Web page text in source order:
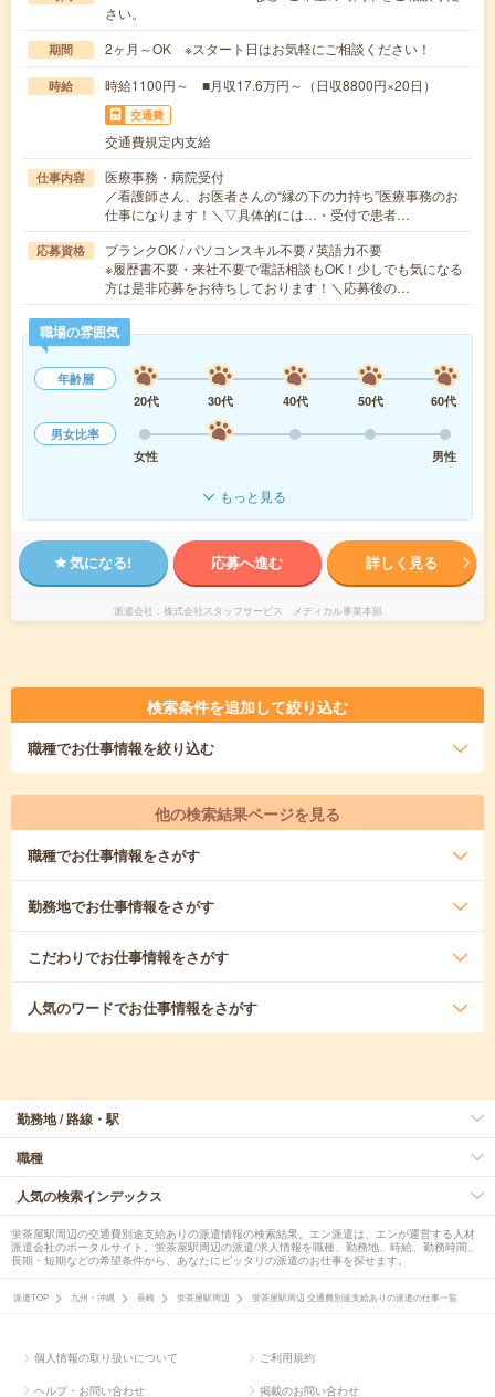
さい。
期間 2ヶ月～OK ※スタート日はお気軽にご相談ください！
時給 時給1100円～ ■月収17.6万円～（日収8800円×20日）
交通費
交通費規定内支給
仕事内容
医療事務・病院受付
／看護師さん、お医者さんの“縁の下の力持ち”医療事務のお
仕事になります！＼▽具体的には…・受付で患者…
応募資格
ブランクOK / パソコンスキル不要 / 英語力不要
※履歴書不要・来社不要で電話相談もOK！少しでも気になる
方は是非応募をお待ちしております！＼応募後の…
職場の雰囲気
年齢層
20代
30代 40代 50代
60代
男女比率
女性
男性
もっと見る
気になる! 応募へ進む 詳しく見る
派遣会社 株式会社スタッフサービス メディカル事業本部
検索条件を追加して絞り込む
職種でお仕事情報を絞り込む
他の検索結果ページを見る
職種でお仕事情報をさがす
勤務地でお仕事情報をさがす
こだわりでお仕事情報をさがす
人気のワードでお仕事情報をさがす
勤務地 / 路線・駅
職種
人気の検索インデックス
蛍茶屋駅周辺の交通費別途支給ありの派遣情報の検索結果。エン派遣は、エンが運営する人材
派遣会社のポータルサイト。蛍茶屋駅周辺の派遣/求人情報を職種、勤務地、時給、勤務時間、
長期・短期などの希望条件から、あなたにピッタリの派遣のお仕事を探せます。
派遣TOP 九州・沖縄 長崎 蛍茶屋駅周辺 蛍茶屋駅周辺 交通費別途支給ありの派遣の仕事一覧
個人情報の取り扱いについて ご利用規約
ヘルプ・お問い合わせ 掲載のお問い合わせ